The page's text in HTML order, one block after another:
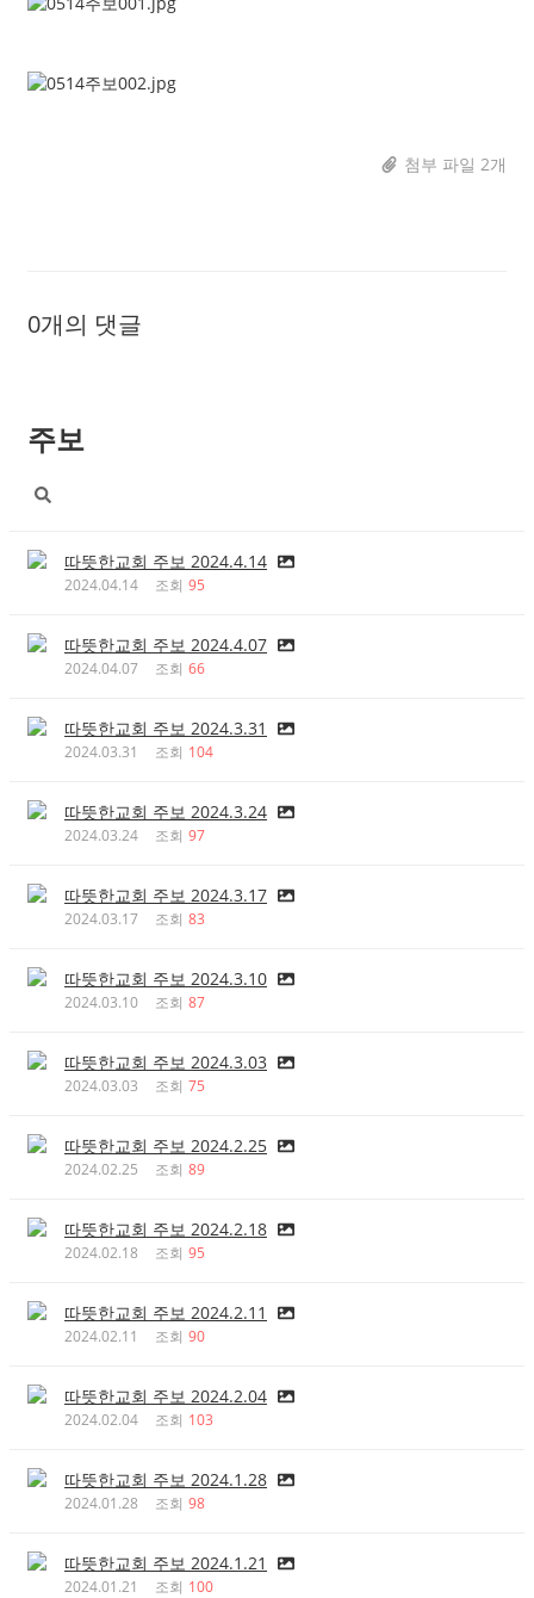
첨부 파일 2개
0개의 댓글
주보
따뜻한교회 주보 2024.4.14
2024.04.14 조회 95
따뜻한교회 주보 2024.4.07
2024.04.07 조회 66
따뜻한교회 주보 2024.3.31
2024.03.31 조회 104
따뜻한교회 주보 2024.3.24
2024.03.24 조회 97
따뜻한교회 주보 2024.3.17
2024.03.17 조회 83
따뜻한교회 주보 2024.3.10
2024.03.10 조회 87
따뜻한교회 주보 2024.3.03
2024.03.03 조회 75
따뜻한교회 주보 2024.2.25
2024.02.25 조회 89
따뜻한교회 주보 2024.2.18
2024.02.18 조회 95
따뜻한교회 주보 2024.2.11
2024.02.11 조회 90
따뜻한교회 주보 2024.2.04
2024.02.04 조회 103
따뜻한교회 주보 2024.1.28
2024.01.28 조회 98
따뜻한교회 주보 2024.1.21
2024.01.21 조회 100